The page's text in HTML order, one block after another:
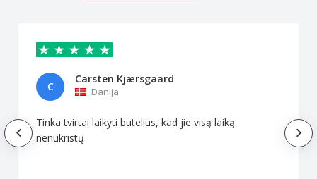
C
Carsten Kjærsgaard
Danija
Tinka tvirtai laikyti butelius, kad jie visą laiką
nenukristų